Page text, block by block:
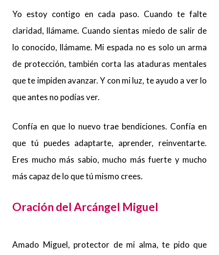
Yo estoy contigo en cada paso. Cuando te falte
claridad, llámame. Cuando sientas miedo de salir de
lo conocido, llámame. Mi espada no es solo un arma
de protección, también corta las ataduras mentales
que te impiden avanzar. Y con mi luz, te ayudo a ver lo
que antes no podías ver.
Confía en que lo nuevo trae bendiciones. Confía en
que tú puedes adaptarte, aprender, reinventarte.
Eres mucho más sabio, mucho más fuerte y mucho
más capaz de lo que tú mismo crees.
Oración del Arcángel Miguel
Amado Miguel, protector de mi alma, te pido que